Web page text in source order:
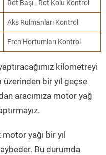
Rot Başı - Rot Kolu Kontrol
Aks Rulmanları Kontrol
Fren Hortumları Kontrol
kilometreyi
bir yıl geçse
aracımıza motor yağ
motor yağı bir yıl
Bu durumda